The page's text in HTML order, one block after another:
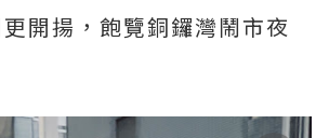
開揚，飽覽銅鑼灣鬧市夜